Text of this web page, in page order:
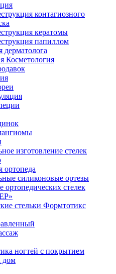
контагиозного
кератомы
папиллом
дерматолога
Косметология
изготовление стелек
ортопеда
силиконовые ортезы
ортопедических стелек
стельки Формтотикс
ногтей с покрытием
дом